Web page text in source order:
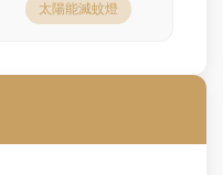
太陽能滅蚊燈